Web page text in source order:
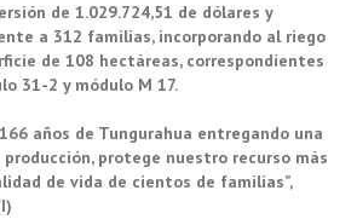
de 1.029.724,51 de dólares y
a 312 familias, incorporando al riego
de 108 hectáreas, correspondientes
31-2 y módulo M 17.
años de Tungurahua entregando una
protege nuestro recurso más
de vida de cientos de familias”,